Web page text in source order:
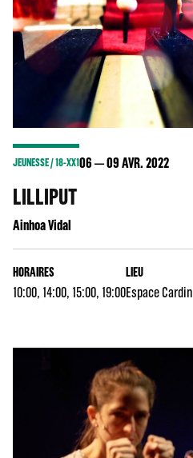
JEUNESSE / 18-XX106 09AVR. 2022
LILLIPUT
Ainhoa Vidal
HORAIRES
10:00, 14:00, 15:00, 19:00
LIEU
Espace Cardin